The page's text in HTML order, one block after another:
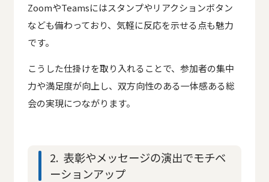
ZoomやTeamsにはスタンプやリアクションボタン
なども備わっており、気軽に反応を示せる点も魅力
です。
こうした仕掛けを取り入れることで、参加者の集中
力や満足度が向上し、双方向性のある一体感ある総
会の実現につながります。
2. 表彰やメッセージの演出でモチベ
ーションアップ